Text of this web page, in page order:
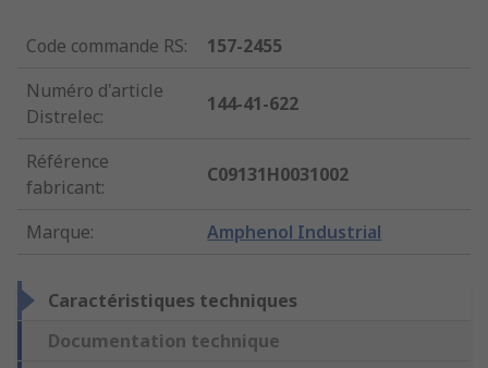
Code commande RS:
157-2455
Numéro d'article
Distrelec:
144-41-622
Référence
fabricant:
C09131H0031002
Marque: Amphenol Industrial
Caractéristiques techniques
Documentation technique